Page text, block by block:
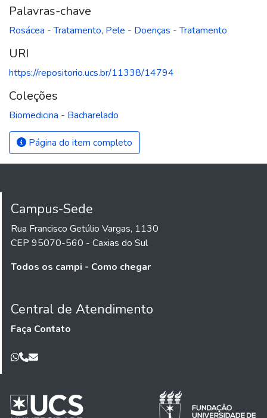
Palavras-chave
Rosácea - Tratamento, Pele - Doenças - Tratamento
URI
https://repositorio.ucs.br/11338/14794
Coleções
Biomedicina - Bacharelado
Página do item completo
Campus-Sede
Rua Francisco Getúlio Vargas, 1130
CEP 95070-560 - Caxias do Sul
Todos os campi - Como chegar
Central de Atendimento
Faça Contato